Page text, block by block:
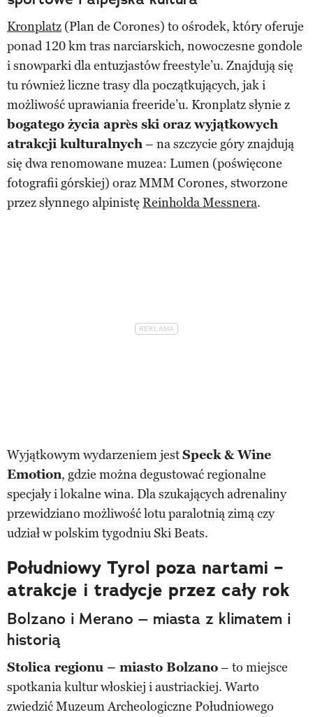
Kronplatz (Plan de Corones) to ośrodek, który oferuje
ponad 120 km tras narciarskich, nowoczesne gondole
i snowparki dla entuzjastów freestyle’u. Znajdują się
tu również liczne trasy dla początkujących, jak i
możliwość uprawiania freeride’u. Kronplatz słynie z
bogatego życia après ski oraz wyjątkowych
atrakcji kulturalnych– na szczycie góry znajdują
się dwa renomowane muzea: Lumen (poświęcone
fotografii górskiej) oraz MMM Corones, stworzone
przez słynnego alpinistę Reinholda Messnera.
Wyjątkowym wydarzeniem jestSpeck & Wine
Emotion, gdzie można degustować regionalne
specjały i lokalne wina. Dla szukających adrenaliny
przewidziano możliwość lotu paralotnią zimą czy
udział w polskim tygodniu Ski Beats.
Południowy Tyrol poza nartami –
atrakcje i tradycje przez cały rok
Bolzano i Merano – miasta z klimatem i
historią
Stolica regionu – miasto Bolzano– to miejsce
spotkania kultur włoskiej i austriackiej. Warto
zwiedzić Muzeum Archeologiczne Południowego